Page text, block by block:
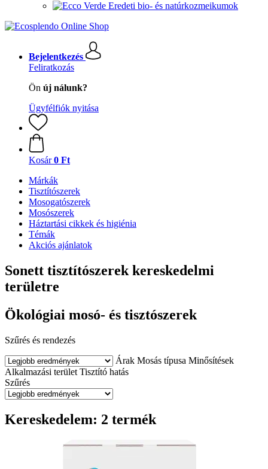
Eredeti bio- és natúrkozmeikumok
Bejelentkezés
Feliratkozás
Ön új nálunk?
Ügyfélfiók nyitása
Kosár 0 Ft
Márkák
Tisztítószerek
Mosogatószerek
Mosószerek
Háztartási cikkek és higiénia
Témák
Akciós ajánlatok
Sonett tisztítószerek kereskedelmi
területre
Ökológiai mosó- és tisztószerek
Szűrés és rendezés
Árak Mosás típusa Minősítések
Alkalmazási terület Tisztító hatás
Szűrés
Kereskedelem: 2 termék